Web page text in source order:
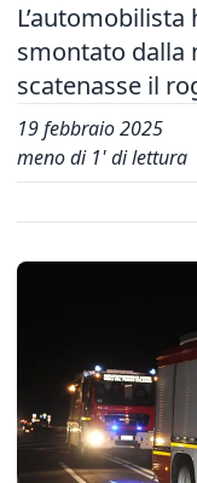
smontato dalla
scatenasse il
19 febbraio 2025
meno di 1' di lettura